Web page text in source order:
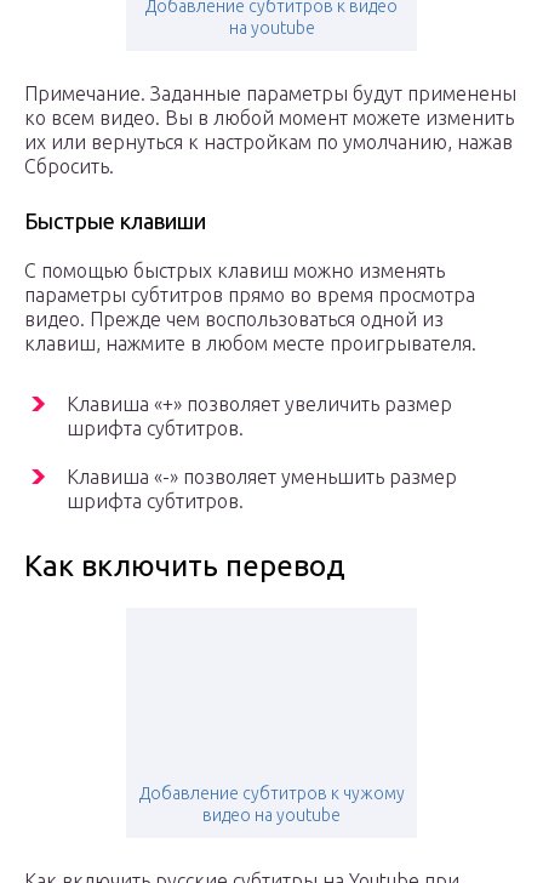
Добавление субтитров к видео
на youtube
Примечание. Заданные параметры будут применены
ко всем видео. Вы в любой момент можете изменить
их или вернуться к настройкам по умолчанию, нажав
Сбросить.
Быстрые клавиши
С помощью быстрых клавиш можно изменять
параметры субтитров прямо во время просмотра
видео. Прежде чем воспользоваться одной из
клавиш, нажмите в любом месте проигрывателя.
Клавиша «+» позволяет увеличить размер
шрифта субтитров.
Клавиша «-» позволяет уменьшить размер
шрифта субтитров.
Как включить перевод
Добавление субтитров к чужому
видео на youtube